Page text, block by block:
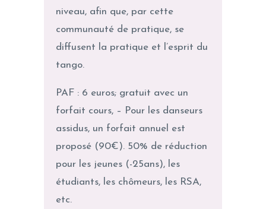
niveau, afin que, par cette
communauté de pratique, se
diffusent la pratique et l’esprit du
tango.
PAF : 6 euros; gratuit avec un
forfait cours, – Pour les danseurs
assidus, un forfait annuel est
proposé (90€). 50% de réduction
pour les jeunes (-25ans), les
étudiants, les chômeurs, les RSA,
etc.